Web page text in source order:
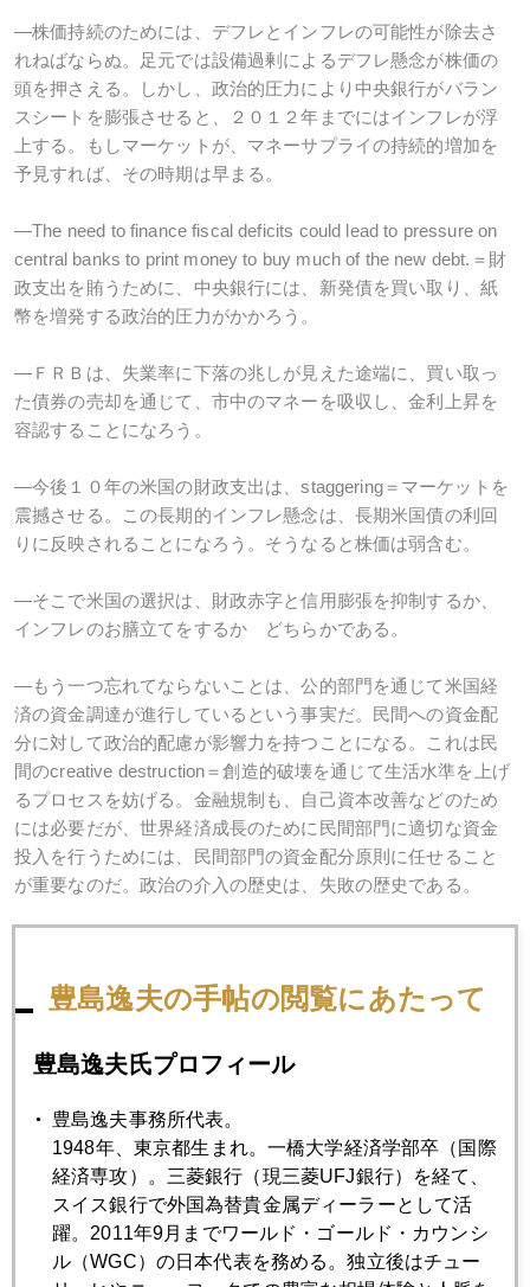
―株価持続のためには、デフレとインフレの可能性が除去さ
れねばならぬ。足元では設備過剰によるデフレ懸念が株価の
頭を押さえる。しかし、政治的圧力により中央銀行がバラン
スシートを膨張させると、２０１２年までにはインフレが浮
上する。もしマーケットが、マネーサプライの持続的増加を
予見すれば、その時期は早まる。
―The need to finance fiscal deficits could lead to pressure on
central banks to print money to buy much of the new debt.＝財
政支出を賄うために、中央銀行には、新発債を買い取り、紙
幣を増発する政治的圧力がかかろう。
―ＦＲＢは、失業率に下落の兆しが見えた途端に、買い取っ
た債券の売却を通じて、市中のマネーを吸収し、金利上昇を
容認することになろう。
―今後１０年の米国の財政支出は、staggering＝マーケットを
震撼させる。この長期的インフレ懸念は、長期米国債の利回
りに反映されることになろう。そうなると株価は弱含む。
―そこで米国の選択は、財政赤字と信用膨張を抑制するか、
インフレのお膳立てをするか どちらかである。
―もう一つ忘れてならないことは、公的部門を通じて米国経
済の資金調達が進行しているという事実だ。民間への資金配
分に対して政治的配慮が影響力を持つことになる。これは民
間のcreative destruction＝創造的破壊を通じて生活水準を上げ
るプロセスを妨げる。金融規制も、自己資本改善などのため
には必要だが、世界経済成長のために民間部門に適切な資金
投入を行うためには、民間部門の資金配分原則に任せること
が重要なのだ。政治の介入の歴史は、失敗の歴史である。
1月 2月 3月
7月 8月 9月 10月 11月 12月
2009年06月30日
豊島逸夫の手帖の閲覧にあたって
豊島逸夫氏プロフィール
豊島逸夫事務所代表。
1948年、東京都生まれ。一橋大学経済学部卒（国際
経済専攻）。三菱銀行（現三菱UFJ銀行）を経て、
スイス銀行で外国為替貴金属ディーラーとして活
躍。2011年9月までワールド・ゴールド・カウンシ
ル（WGC）の日本代表を務める。独立後はチュー